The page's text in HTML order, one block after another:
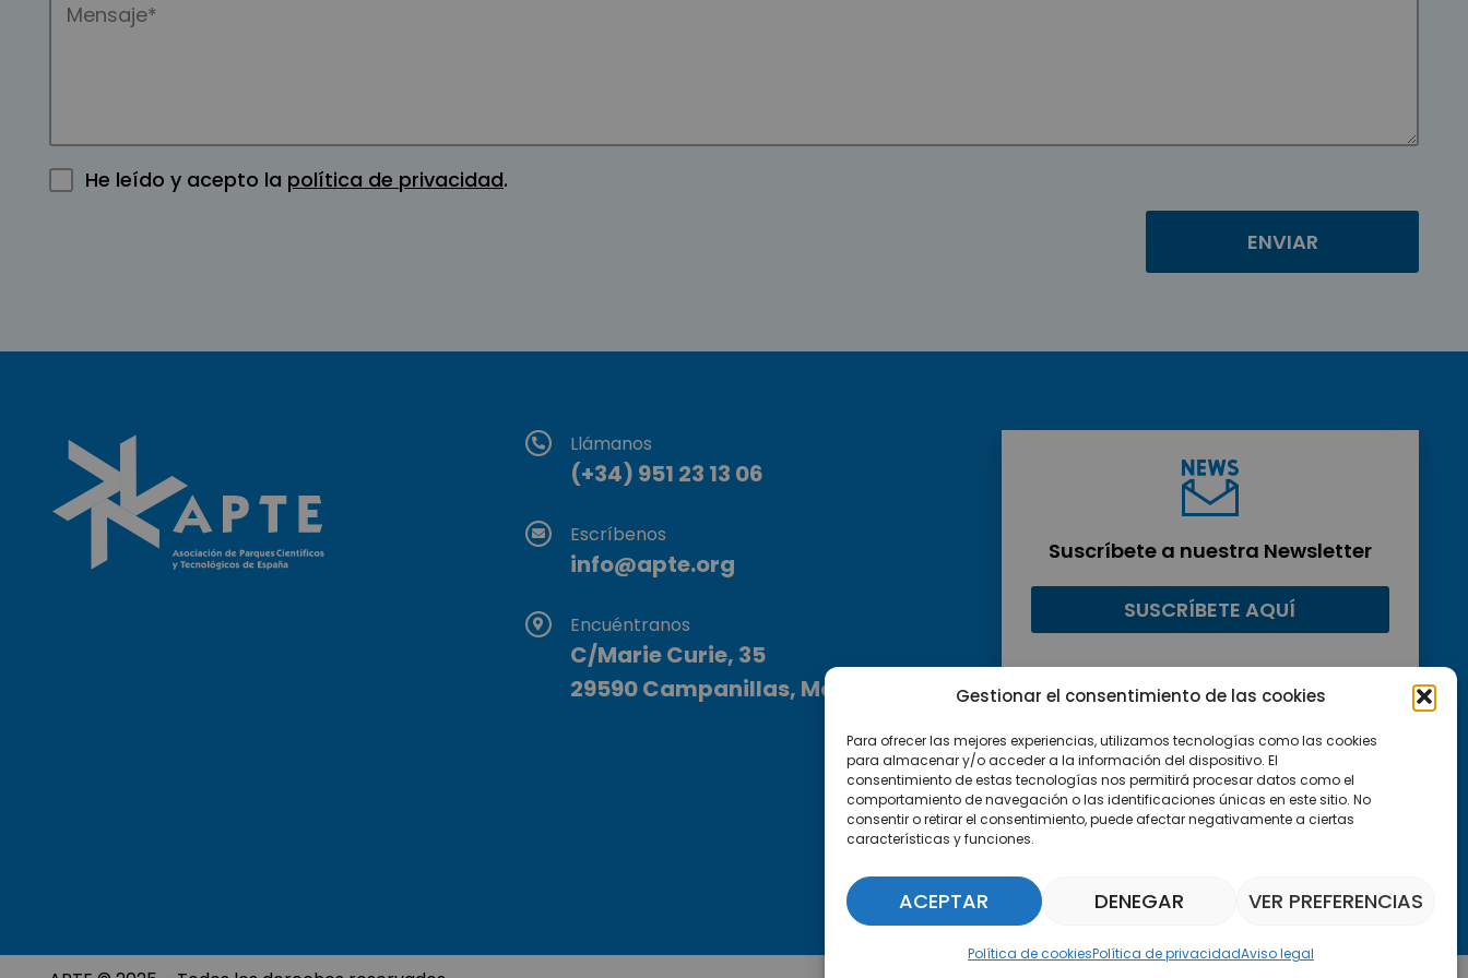
Gestionar el consentimiento de las cookies
Para ofrecer las mejores experiencias, utilizamos tecnologías como las cookies
para almacenar y/o acceder a la información del dispositivo. El
consentimiento de estas tecnologías nos permitirá procesar datos como el
comportamiento de navegación o las identificaciones únicas en este sitio. No
consentir o retirar el consentimiento, puede afectar negativamente a ciertas
características y funciones.
ACEPTAR DENEGAR VER PREFERENCIAS
Política de cookiesPolítica de privacidadAviso legal
He leído y acepto la política de privacidad.
Llámanos
(+34) 951 23 13 06
Escríbenos
info@apte.org
Encuéntranos
C/Marie Curie, 35
29590 Campanillas, Málaga
Suscríbete a nuestra Newsletter
SUSCRÍBETE AQUÍ